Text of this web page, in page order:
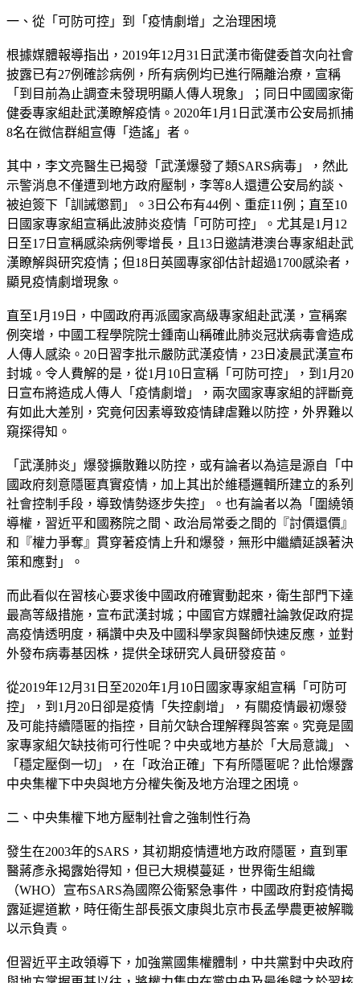
一、從「可防可控」到「疫情劇增」之治理困境
根據媒體報導指出，2019年12月31日武漢市衛健委首次向社會
披露已有27例確診病例，所有病例均已進行隔離治療，宣稱
「到目前為止調查未發現明顯人傳人現象」；同日中國國家衛
健委專家組赴武漢瞭解疫情。2020年1月1日武漢市公安局抓捕
8名在微信群組宣傳「造謠」者。
其中，李文亮醫生已揭發「武漢爆發了類SARS病毒」，然此
示警消息不僅遭到地方政府壓制，李等8人還遭公安局約談、
被迫簽下「訓誡懲罰」。3日公布有44例、重症11例；直至10
日國家專家組宣稱此波肺炎疫情「可防可控」。尤其是1月12
日至17日宣稱感染病例零增長，且13日邀請港澳台專家組赴武
漢瞭解與研究疫情；但18日英國專家卻估計超過1700感染者，
顯見疫情劇增現象。
直至1月19日，中國政府再派國家高級專家組赴武漢，宣稱案
例突增，中國工程學院院士鍾南山稱確此肺炎冠狀病毒會造成
人傳人感染。20日習李批示嚴防武漢疫情，23日凌晨武漢宣布
封城。令人費解的是，從1月10日宣稱「可防可控」，到1月20
日宣布將造成人傳人「疫情劇增」，兩次國家專家組的評斷竟
有如此大差別，究竟何因素導致疫情肆虐難以防控，外界難以
窺探得知。
「武漢肺炎」爆發擴散難以防控，或有論者以為這是源自「中
國政府刻意隱匿真實疫情，加上其出於維穩邏輯所建立的系列
社會控制手段，導致情勢逐步失控」。也有論者以為「圍繞領
導權，習近平和國務院之間、政治局常委之間的『討價還價』
和『權力爭奪』貫穿著疫情上升和爆發，無形中繼續延誤著決
策和應對」。
而此看似在習核心要求後中國政府確實動起來，衛生部門下達
最高等級措施，宣布武漢封城；中國官方媒體社論敦促政府提
高疫情透明度，稱讚中央及中國科學家與醫師快速反應，並對
外發布病毒基因株，提供全球研究人員研發疫苗。
從2019年12月31日至2020年1月10日國家專家組宣稱「可防可
控」，到1月20日卻是疫情「失控劇增」，有關疫情最初爆發
及可能持續隱匿的指控，目前欠缺合理解釋與答案。究竟是國
家專家組欠缺技術可行性呢？中央或地方基於「大局意識」、
「穩定壓倒一切」，在「政治正確」下有所隱匿呢？此恰爆露
中央集權下中央與地方分權失衡及地方治理之困境。
二、中央集權下地方壓制社會之強制性行為
發生在2003年的SARS，其初期疫情遭地方政府隱匿，直到軍
醫蔣彥永揭露始得知，但已大規模蔓延，世界衛生組織
（WHO）宣布SARS為國際公衛緊急事件，中國政府對疫情揭
露延遲道歉，時任衛生部長張文康與北京市長孟學農更被解職
以示負責。
但習近平主政領導下，加強黨國集權體制，中共黨對中央政府